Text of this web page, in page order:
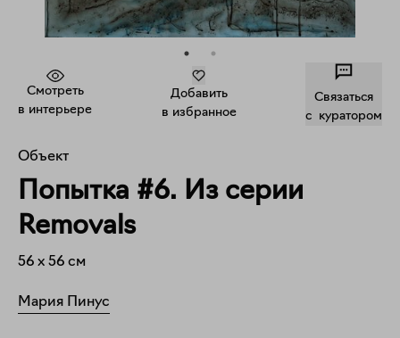
Смотреть
в интерьере
Добавить
в избранное
Связаться
c куратором
Объект
Попытка #6. Из серии
Removals
56 x 56 см
Мария Пинус